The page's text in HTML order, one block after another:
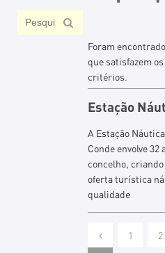
Foram
que satisfazem
critérios.
Estação
A Estação
Conde envolve 32
concelho,
oferta turística
qualidade
1 2